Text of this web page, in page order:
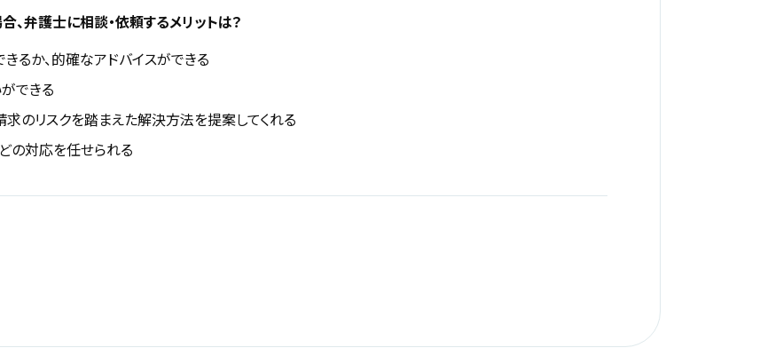
弁護士に相談・依頼するメリットは？
るか、的確なアドバイスができる
できる
のリスクを踏まえた解決方法を提案してくれる
の対応を任せられる